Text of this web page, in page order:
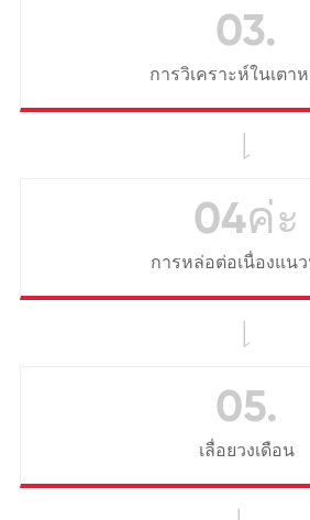
03.
การวิเคราะห์ในเตา

04ค่ะ
การหล่อต่อเนื่องแน

05.
เลื่อยวงเดือน